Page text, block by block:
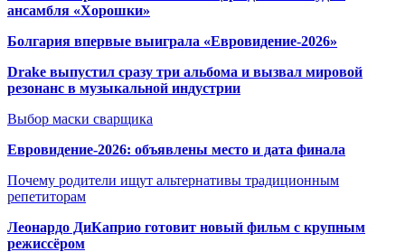
ансамбля «Хорошки»
Болгария впервые выиграла «Евровидение-2026»
Drake выпустил сразу три альбома и вызвал мировой
резонанс в музыкальной индустрии
Выбор маски сварщика
Евровидение-2026: объявлены место и дата финала
Почему родители ищут альтернативы традиционным
репетиторам
Леонардо ДиКаприо готовит новый фильм с крупным
режиссёром